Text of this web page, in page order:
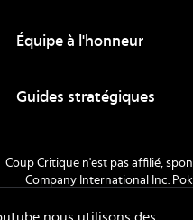
Équipe à l'honneur
Guides stratégiques
Coup Critique n'est pas affilié,
Company International Inc.
nous utilisons des